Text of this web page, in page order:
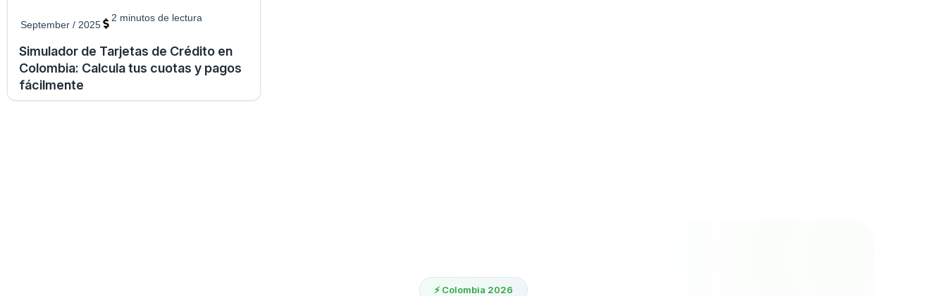
September / 2025
2 minutos de lectura
Simulador de Tarjetas de Crédito en
Colombia: Calcula tus cuotas y pagos
fácilmente
⚡ Colombia 2026